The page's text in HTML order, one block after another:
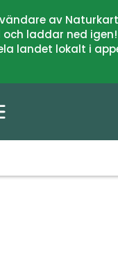
av
laddar ned
landet lokalt i